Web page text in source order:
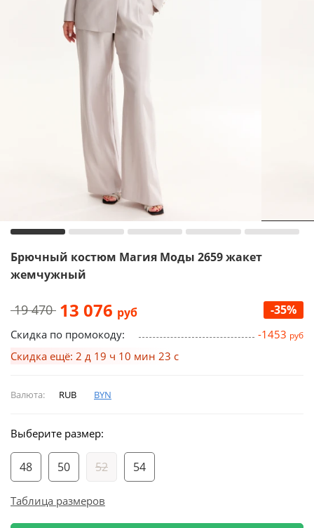
Брючный костюм Магия Моды 2659 жакет
жемчужный
19 470 13 076 руб -35%
Скидка по промокоду: -1453 руб
Скидка ещё: 2 д 19 ч 10 мин 22 с
Валюта: RUB BYN
Выберите размер:
48 50 52 54
Таблица размеров